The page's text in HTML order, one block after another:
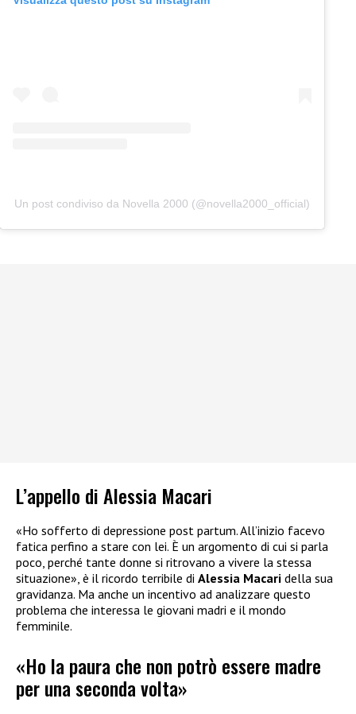
Un post condiviso da Novella 2000 (@novella2000_official)
L’appello di Alessia Macari
«Ho sofferto di depressione post partum. All’inizio facevo
fatica perfino a stare con lei. È un argomento di cui si parla
poco, perché tante donne si ritrovano a vivere la stessa
situazione», è il ricordo terribile di Alessia Macari della sua
gravidanza. Ma anche un incentivo ad analizzare questo
problema che interessa le giovani madri e il mondo
femminile.
«Ho la paura che non potrò essere madre
per una seconda volta»